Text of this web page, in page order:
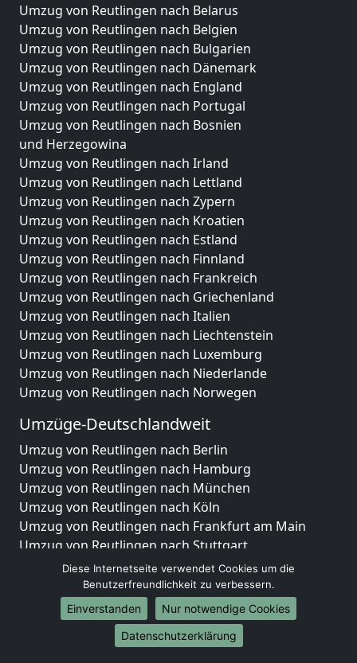
Umzug von Reutlingen nach Belarus
Umzug von Reutlingen nach Belgien
Umzug von Reutlingen nach Bulgarien
Umzug von Reutlingen nach Dänemark
Umzug von Reutlingen nach England
Umzug von Reutlingen nach Portugal
Umzug von Reutlingen nach Bosnien
und Herzegowina
Umzug von Reutlingen nach Irland
Umzug von Reutlingen nach Lettland
Umzug von Reutlingen nach Zypern
Umzug von Reutlingen nach Kroatien
Umzug von Reutlingen nach Estland
Umzug von Reutlingen nach Finnland
Umzug von Reutlingen nach Frankreich
Umzug von Reutlingen nach Griechenland
Umzug von Reutlingen nach Italien
Umzug von Reutlingen nach Liechtenstein
Umzug von Reutlingen nach Luxemburg
Umzug von Reutlingen nach Niederlande
Umzug von Reutlingen nach Norwegen
Umzüge-Deutschlandweit
Umzug von Reutlingen nach Berlin
Umzug von Reutlingen nach Hamburg
Umzug von Reutlingen nach München
Umzug von Reutlingen nach Köln
Umzug von Reutlingen nach Frankfurt am Main
Umzug von Reutlingen nach Stuttgart
Umzug von Reutlingen nach Düsseldorf
Umzug von Reutlingen nach Leipzig
Umzug von Reutlingen nach Dortmund
Umzug von Reutlingen nach Essen
Umzug von Reutlingen nach Bremen
Diese Internetseite verwendet Cookies um die
Benutzerfreundlichkeit zu verbessern.
Einverstanden
Nur notwendige Cookies
Datenschutzerklärung